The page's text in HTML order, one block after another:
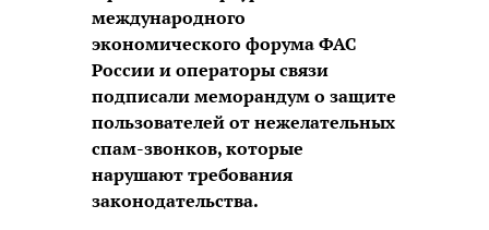
международного
экономического форума ФАС
России и операторы связи
подписали меморандум о защите
пользователей от нежелательных
спам-звонков, которые
нарушают требования
законодательства.